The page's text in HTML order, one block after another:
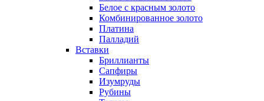
Белое с красным золото
Комбинированное золото
Платина
Палладий
Вставки
Бриллианты
Сапфиры
Изумруды
Рубины